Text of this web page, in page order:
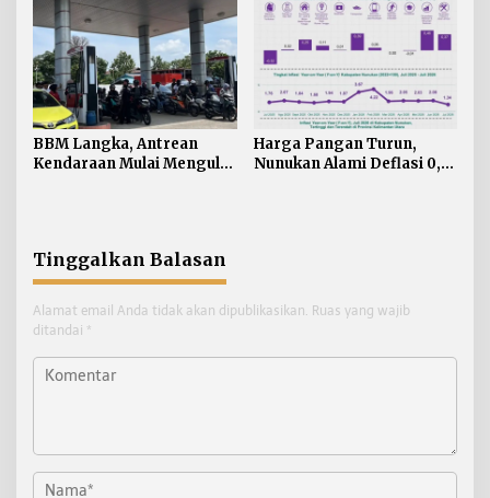
BBM Langka, Antrean
Kendaraan Mulai Mengular
Harga Pangan Turun,
Nunukan Alami Deflasi 0,74
Tinggalkan Balasan
Alamat email Anda tidak akan dipublikasikan. Ruas yang wajib
ditandai *